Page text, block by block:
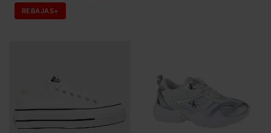
REBAJAS+